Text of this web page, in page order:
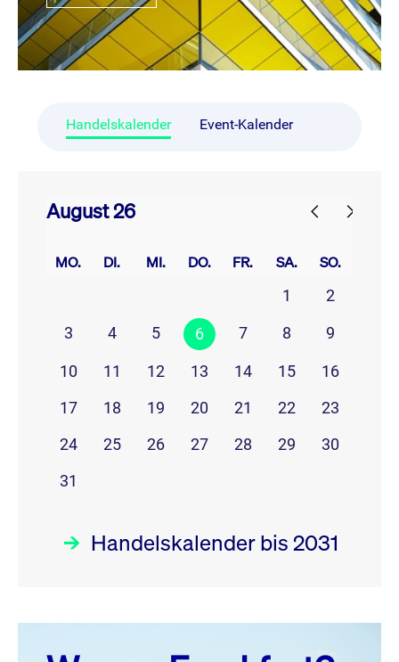
Handelskalender Event-Kalender
August 26
MO. DI. MI. DO. FR. SA. SO.
1
2
3
4 5 6 7 8 9
10 11 12 13 14 15
16
17
18 19 20 21 22
23
24
25 26 27 28 29
30
31
Handelskalender bis 2031
August 26